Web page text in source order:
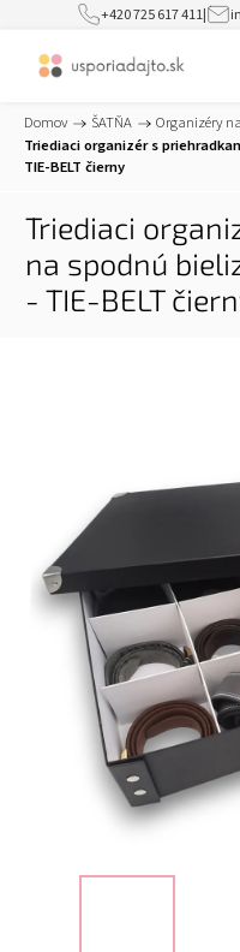
+420 725 617 411|
Domov / ŠATŇA / Organizéry
Triediaci organizér s
TIE-BELT čierny
Triediaci
na spodnú
- TIE-BELT